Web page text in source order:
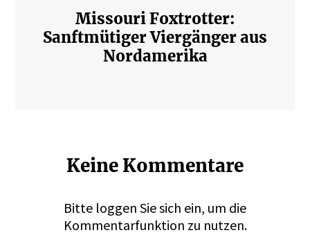
Missouri Foxtrotter:
Sanftmütiger Viergänger aus
Nordamerika
Keine Kommentare
Bitte loggen Sie sich ein, um die
Kommentarfunktion zu nutzen.